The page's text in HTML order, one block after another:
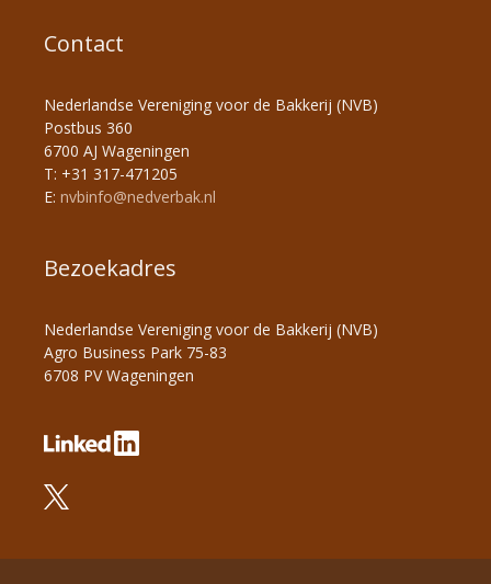
Contact
Nederlandse Vereniging voor de Bakkerij (NVB)
Postbus 360
6700 AJ Wageningen
T: +31 317-471205
E: nvbinfo@nedverbak.nl
Bezoekadres
Nederlandse Vereniging voor de Bakkerij (NVB)
Agro Business Park 75-83
6708 PV Wageningen